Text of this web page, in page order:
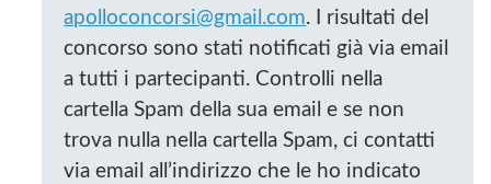
apolloconcorsi@gmail.com. I risultati del
concorso sono stati notificati già via email
a tutti i partecipanti. Controlli nella
cartella Spam della sua email e se non
trova nulla nella cartella Spam, ci contatti
via email all’indirizzo che le ho indicato